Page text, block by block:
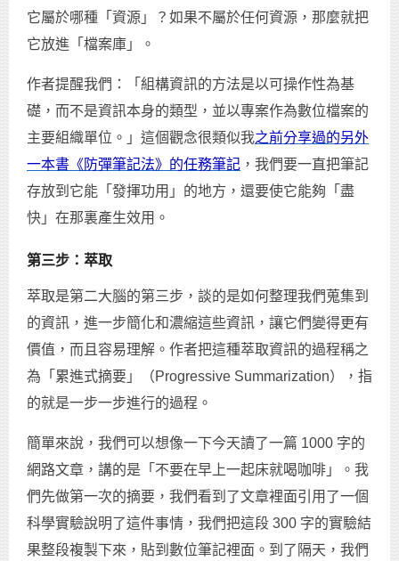
它屬於哪種「資源」？如果不屬於任何資源，那麼就把
它放進「檔案庫」。
作者提醒我們：「組構資訊的方法是以可操作性為基
礎，而不是資訊本身的類型，並以專案作為數位檔案的
主要組織單位。」這個觀念很類似我之前分享過的另外
一本書《防彈筆記法》的任務筆記 ，我們要一直把筆記
存放到它能「發揮功用」的地方，還要使它能夠「盡
快」在那裏產生效用。
第三步：萃取
萃取是第二大腦的第三步，談的是如何整理我們蒐集到
的資訊，進一步簡化和濃縮這些資訊，讓它們變得更有
價值，而且容易理解。作者把這種萃取資訊的過程稱之
為「累進式摘要」（Progressive Summarization），指
的就是一步一步進行的過程。
簡單來說，我們可以想像一下今天讀了一篇 1000 字的
網路文章，講的是「不要在早上一起床就喝咖啡」。我
們先做第一次的摘要，我們看到了文章裡面引用了一個
科學實驗說明了這件事情，我們把這段 300 字的實驗結
果整段複製下來，貼到數位筆記裡面。到了隔天，我們